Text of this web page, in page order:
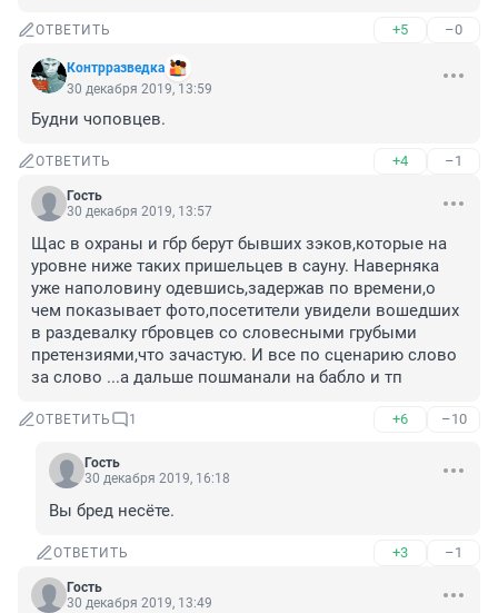
ОТВЕТИТЬ +5 –0
Контрразведка
30 декабря 2019, 13:59
Будни чоповцев.
ОТВЕТИТЬ +4 –1
Гость
30 декабря 2019, 13:57
Щас в охраны и гбр берут бывших зэков,которые на
уровне ниже таких пришельцев в сауну. Наверняка
уже наполовину одевшись,задержав по времени,о
чем показывает фото,посетители увидели вошедших
в раздевалку гбровцев со словесными грубыми
претензиями,что зачастую. И все по сценарию слово
за слово ...а дальше пошманали на бабло и тп
ОТВЕТИТЬ 1 +6 –10
Гость
30 декабря 2019, 16:18
Вы бред несёте.
ОТВЕТИТЬ +3 –1
Гость
30 декабря 2019, 13:49